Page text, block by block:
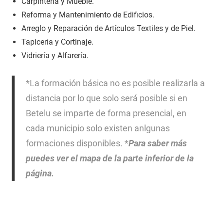
Reforma y Mantenimiento de Edificios.
Arreglo y Reparación de Artículos Textiles y de Piel.
Tapicería y Cortinaje.
Vidriería y Alfarería.
*La formación básica no es posible realizarla a
distancia por lo que solo será posible si en
Betelu se imparte de forma presencial, en
cada municipio solo existen anlgunas
formaciones disponibles. *Para saber más
puedes ver el mapa de la parte inferior de la
página.